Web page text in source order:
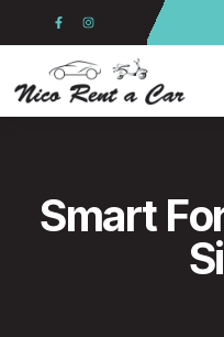
F
a
b
o
o
k
I
n
a
g
r
a
Smart